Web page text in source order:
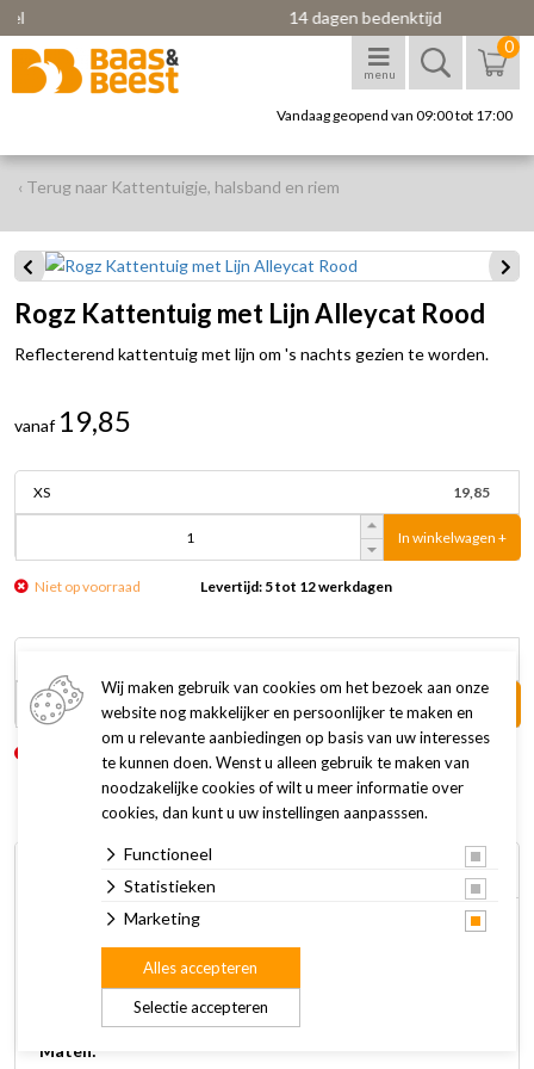
14 dagen bedenktijd
menu
0
Vandaag geopend van 09:00 tot 17:00
‹ Terug naar Kattentuigje, halsband en riem
Rogz Kattentuig met Lijn Alleycat Rood
Reflecterend kattentuig met lijn om 's nachts gezien te worden.
vanaf 19,85
XS 19,85
In winkelwagen +
Niet op voorraad Levertijd: 5 tot 12 werkdagen
In winkelwagen +
Niet op voorraad Levertijd: 5 tot 12 werkdagen
Omschrijving
Het Rogz Kattentuig met Lijn Alleycat is een reflecterend
nylon kattentuig met lijn. Ideaal om 's nachts gezien te
Maten:
Wij maken gebruik van cookies om het bezoek aan onze
website nog makkelijker en persoonlijker te maken en
om u relevante aanbiedingen op basis van uw interesses
te kunnen doen. Wenst u alleen gebruik te maken van
noodzakelijke cookies of wilt u meer informatie over
cookies, dan kunt u uw instellingen aanpasssen.
Functioneel
Statistieken
Marketing
Selectie accepteren
Alles accepteren